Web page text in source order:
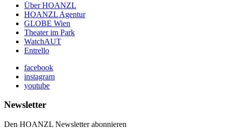
Über HOANZL
HOANZL Agentur
GLOBE Wien
Theater im Park
WatchAUT
Entrello
facebook
instagram
youtube
Newsletter
Den HOANZL Newsletter abonnieren